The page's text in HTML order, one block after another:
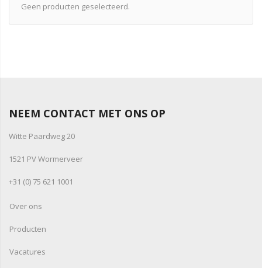
Geen producten geselecteerd.
NEEM CONTACT MET ONS OP
Witte Paardweg 20
1521 PV Wormerveer
+31 (0) 75 621 1001
Over ons
Producten
Vacatures